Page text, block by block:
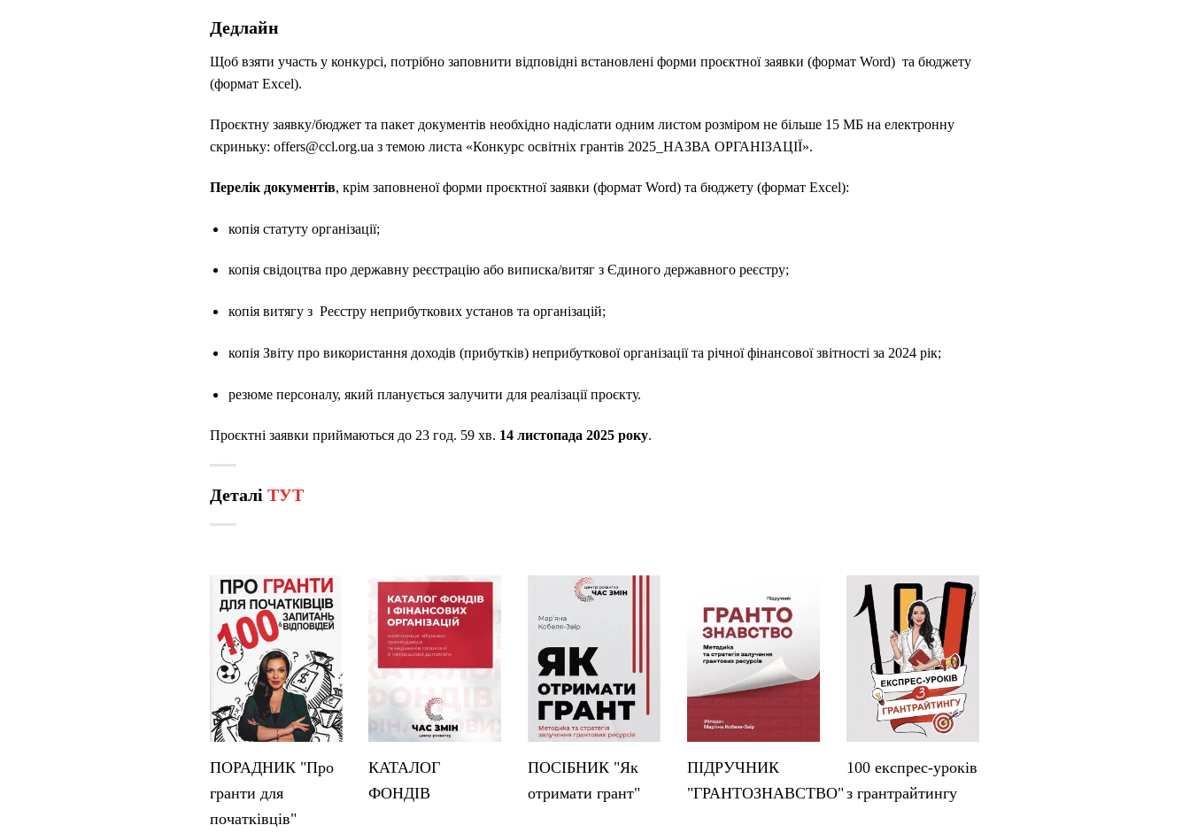
Дедлайн
Щоб взяти участь у конкурсі, потрібно заповнити відповідні встановлені форми проєктної заявки (формат Word) та бюджету
(формат Excel).
Проєктну заявку/бюджет та пакет документів необхідно надіслати одним листом розміром не більше 15 МБ на електронну
скриньку: offers@ccl.org.ua з темою листа «Конкурс освітніх грантів 2025_НАЗВА ОРГАНІЗАЦІЇ».
Перелік документів, крім заповненої форми проєктної заявки (формат Word) та бюджету (формат Excel):
копія статуту організації;
копія свідоцтва про державну реєстрацію або виписка/витяг з Єдиного державного реєстру;
копія витягу з Реєстру неприбуткових установ та організацій;
копія Звіту про використання доходів (прибутків) неприбуткової організації та річної фінансової звітності за 2024 рік;
резюме персоналу, який планується залучити для реалізації проєкту.
Проєктні заявки приймаються до 23 год. 59 хв. 14 листопада 2025 року.
Деталі ТУТ
ПОРАДНИК "Про
гранти для
початківців"
КАТАЛОГ
ФОНДІВ
ПОСІБНИК "Як
отримати грант"
ПІДРУЧНИК
"ГРАНТОЗНАВСТВО"
100 експрес-уроків
з грантрайтингу